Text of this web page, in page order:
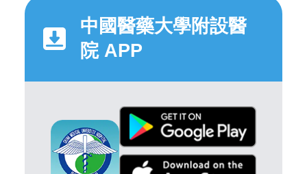
中國醫藥大學附設醫
院 APP